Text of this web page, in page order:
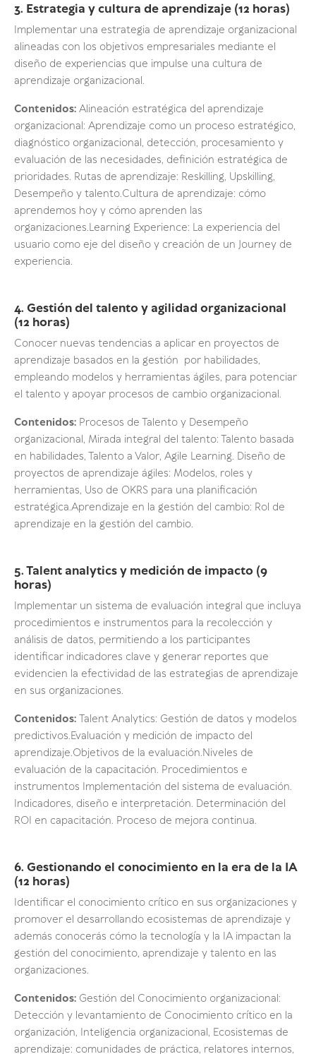
3. Estrategia y cultura de aprendizaje (12 horas)
Implementar una estrategia de aprendizaje organizacional
alineadas con los objetivos empresariales mediante el
diseño de experiencias que impulse una cultura de
aprendizaje organizacional.
Contenidos: Alineación estratégica del aprendizaje
organizacional: Aprendizaje como un proceso estratégico,
diagnóstico organizacional, detección, procesamiento y
evaluación de las necesidades, definición estratégica de
prioridades. Rutas de aprendizaje: Reskilling, Upskilling,
Desempeño y talento.Cultura de aprendizaje: cómo
aprendemos hoy y cómo aprenden las
organizaciones.Learning Experience: La experiencia del
usuario como eje del diseño y creación de un Journey de
experiencia.
4. Gestión del talento y agilidad organizacional
(12 horas)
Conocer nuevas tendencias a aplicar en proyectos de
aprendizaje basados en la gestión por habilidades,
empleando modelos y herramientas ágiles, para potenciar
el talento y apoyar procesos de cambio organizacional.
Contenidos: Procesos de Talento y Desempeño
organizacional, Mirada integral del talento: Talento basada
en habilidades, Talento a Valor, Agile Learning. Diseño de
proyectos de aprendizaje ágiles: Modelos, roles y
herramientas, Uso de OKRS para una planificación
estratégica.Aprendizaje en la gestión del cambio: Rol de
aprendizaje en la gestión del cambio.
5. Talent analytics y medición de impacto (9
horas)
Implementar un sistema de evaluación integral que incluya
procedimientos e instrumentos para la recolección y
análisis de datos, permitiendo a los participantes
identificar indicadores clave y generar reportes que
evidencien la efectividad de las estrategias de aprendizaje
en sus organizaciones.
Contenidos: Talent Analytics: Gestión de datos y modelos
predictivos.Evaluación y medición de impacto del
aprendizaje.Objetivos de la evaluación.Niveles de
evaluación de la capacitación. Procedimientos e
instrumentos Implementación del sistema de evaluación.
Indicadores, diseño e interpretación. Determinación del
ROI en capacitación. Proceso de mejora continua.
6. Gestionando el conocimiento en la era de la IA
(12 horas)
Identificar el conocimiento crítico en sus organizaciones y
promover el desarrollando ecosistemas de aprendizaje y
además conocerás cómo la tecnología y la IA impactan la
gestión del conocimiento, aprendizaje y talento en las
organizaciones.
Contenidos: Gestión del Conocimiento organizacional:
Detección y levantamiento de Conocimiento crítico en la
organización, Inteligencia organizacional, Ecosistemas de
aprendizaje: comunidades de práctica, relatores internos,